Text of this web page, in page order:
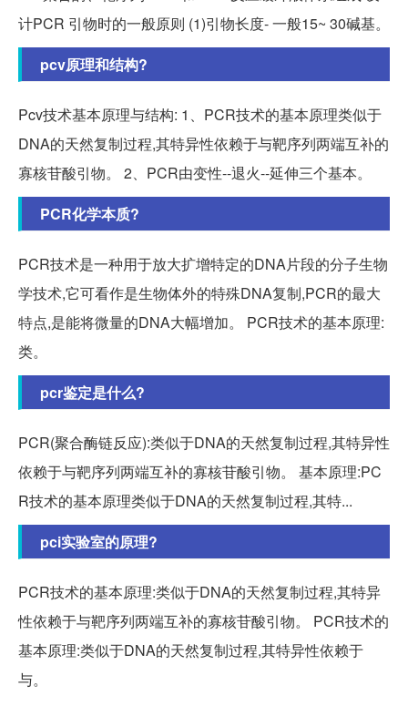
计PCR 引物时的一般原则 (1)引物长度- 一般15~ 30碱基。
pcv原理和结构?
Pcv技术基本原理与结构: 1、PCR技术的基本原理类似于
DNA的天然复制过程,其特异性依赖于与靶序列两端互补的
寡核苷酸引物。 2、PCR由变性--退火--延伸三个基本。
PCR化学本质?
PCR技术是一种用于放大扩增特定的DNA片段的分子生物
学技术,它可看作是生物体外的特殊DNA复制,PCR的最大
特点,是能将微量的DNA大幅增加。 PCR技术的基本原理:
类。
pcr鉴定是什么?
PCR(聚合酶链反应):类似于DNA的天然复制过程,其特异性
依赖于与靶序列两端互补的寡核苷酸引物。 基本原理:PC
R技术的基本原理类似于DNA的天然复制过程,其特...
pci实验室的原理?
PCR技术的基本原理:类似于DNA的天然复制过程,其特异
性依赖于与靶序列两端互补的寡核苷酸引物。 PCR技术的
基本原理:类似于DNA的天然复制过程,其特异性依赖于
与。